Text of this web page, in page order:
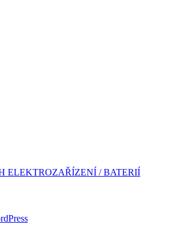
ELEKTROZAŘÍZENÍ / BATERIÍ